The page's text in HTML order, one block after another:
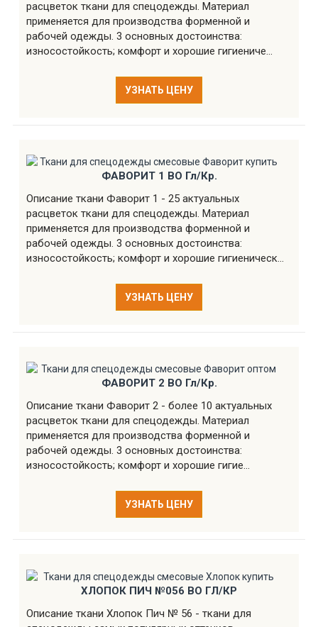
расцветок ткани для спецодежды. Материал
применяется для производства форменной и
рабочей одежды. 3 основных достоинства:
износостойкость; комфорт и хорошие гигиениче...
УЗНАТЬ ЦЕНУ
ФАВОРИТ 1 ВО Гл/Кр.
Описание ткани Фаворит 1 - 25 актуальных
расцветок ткани для спецодежды. Материал
применяется для производства форменной и
рабочей одежды. 3 основных достоинства:
износостойкость; комфорт и хорошие гигиеническ...
УЗНАТЬ ЦЕНУ
ФАВОРИТ 2 ВО Гл/Кр.
Описание ткани Фаворит 2 - более 10 актуальных
расцветок ткани для спецодежды. Материал
применяется для производства форменной и
рабочей одежды. 3 основных достоинства:
износостойкость; комфорт и хорошие гигие...
УЗНАТЬ ЦЕНУ
ХЛОПОК ПИЧ №056 ВО ГЛ/КР
Описание ткани Хлопок Пич № 56 - ткани для